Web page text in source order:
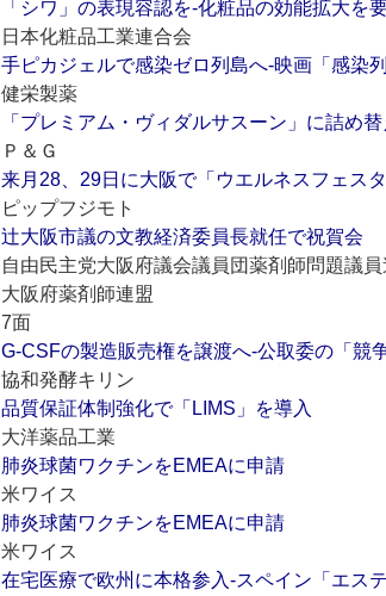
「シワ」の表現容認を‐化粧品の効能拡大を
日本化粧品工業連合会
手ピカジェルで感染ゼロ列島へ‐映画「感染
健栄製薬
「プレミアム・ヴィダルサスーン」に詰め替
Ｐ＆Ｇ
来月28、29日に大阪で「ウエルネスフェスタ
ピップフジモト
辻大阪市議の文教経済委員長就任で祝賀会
自由民主党大阪府議会議員団薬剤師問題議
大阪府薬剤師連盟
7面
G‐CSFの製造販売権を譲渡へ‐公取委の「競
協和発酵キリン
品質保証体制強化で「LIMS」を導入
大洋薬品工業
肺炎球菌ワクチンをEMEAに申請
米ワイス
肺炎球菌ワクチンをEMEAに申請
米ワイス
在宅医療で欧州に本格参入‐スペイン「エス